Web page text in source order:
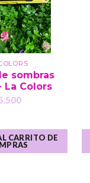
sombras
La Colors
CARRITO DE